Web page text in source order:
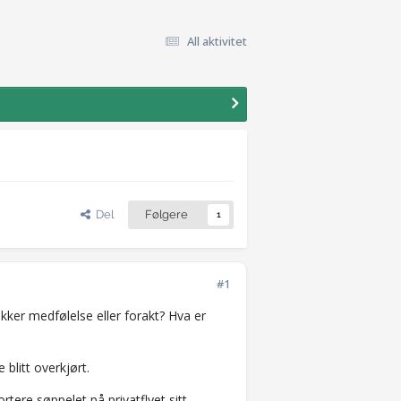
All aktivitet
Del Følgere 1
#1
medfølelse eller forakt? Hva er
blitt overkjørt.